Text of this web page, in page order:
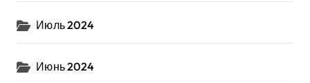
Июль 2024
Июнь 2024